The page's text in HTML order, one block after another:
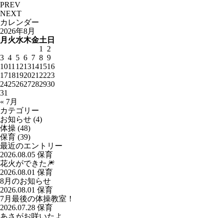
PREV
NEXT
カレンダー
2026年8月
月 火水木金土 日
1
2
3 4 5 6 7 8 9
1011 1213141516
1718192021 2223
24252627282930
31
« 7月
カテゴリー
お知らせ (4)
体操 (48)
保育 (39)
最近のエントリー
2026.08.05 保育
花火ができた🎆
2026.08.01 保育
8月のお知らせ
2026.08.01 保育
7月最後の体操教室！
2026.07.28 保育
あさがお咲いたよ